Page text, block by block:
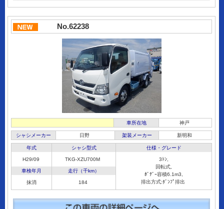
No.62238
車所在地 神戸
シャシメーカー 日野 架装メーカー 新明和
年式 シャシ型式 仕様・グレード
H29/09 TKG-XZU700M
3ﾄﾝ,
回転式,
ﾎﾞﾃﾞｰ容積6.1m3,
排出方式:ﾀﾞﾝﾌﾟ排出
車検年月 走行（千km）
抹消 184